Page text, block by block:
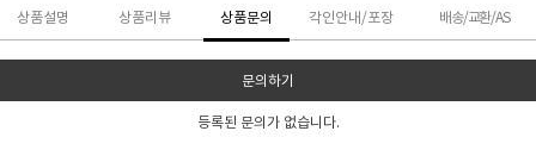
상품설명 상품리뷰 상품문의 각인안내/포장 배송/교환/AS
문의하기
등록된 문의가 없습니다.